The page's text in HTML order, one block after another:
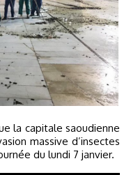
massive d’insectes
du lundi 7 janvier.